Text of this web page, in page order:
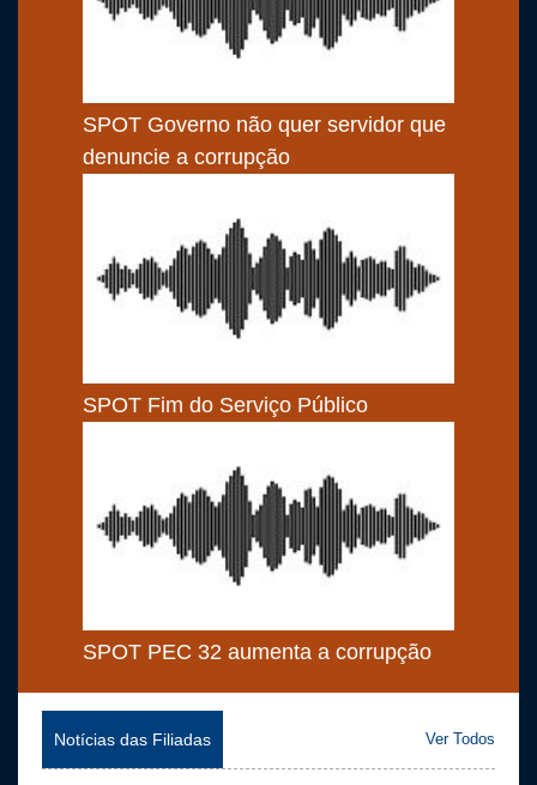
SPOT Governo não quer servidor que
denuncie a corrupção
SPOT Fim do Serviço Público
SPOT PEC 32 aumenta a corrupção
Notícias das Filiadas Ver Todos